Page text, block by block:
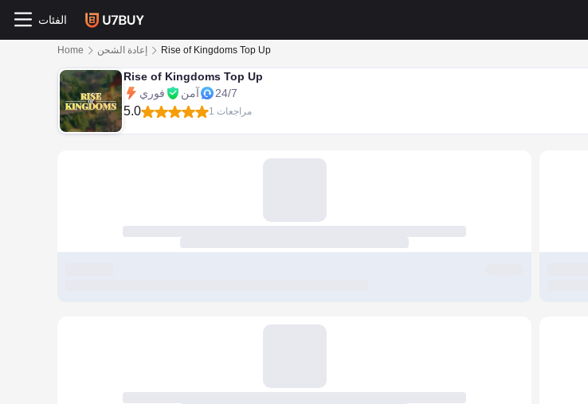
الفئات
Home إعادة الشحن Rise of Kingdoms Top Up
Rise of Kingdoms Top Up
فوري
آمن 24/7
5.0 1 مراجعات